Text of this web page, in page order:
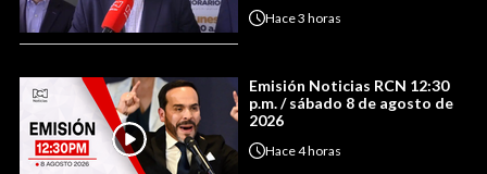
Hace3 horas
Emisión Noticias RCN 12:30
p.m. / sábado 8 de agosto de
2026
Hace4 horas